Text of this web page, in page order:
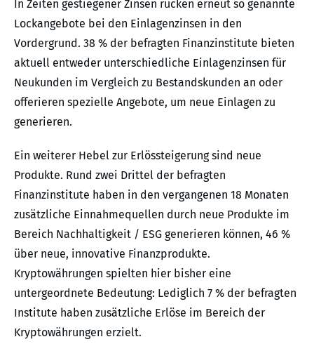
In Zeiten gestiegener Zinsen rücken erneut so genannte
Lockangebote bei den Einlagenzinsen in den
Vordergrund. 38 % der befragten Finanzinstitute bieten
aktuell entweder unterschiedliche Einlagenzinsen für
Neukunden im Vergleich zu Bestandskunden an oder
offerieren spezielle Angebote, um neue Einlagen zu
generieren.
Ein weiterer Hebel zur Erlössteigerung sind neue
Produkte. Rund zwei Drittel der befragten
Finanzinstitute haben in den vergangenen 18 Monaten
zusätzliche Einnahmequellen durch neue Produkte im
Bereich Nachhaltigkeit / ESG generieren können, 46 %
über neue, innovative Finanzprodukte.
Kryptowährungen spielten hier bisher eine
untergeordnete Bedeutung: Lediglich 7 % der befragten
Institute haben zusätzliche Erlöse im Bereich der
Kryptowährungen erzielt.